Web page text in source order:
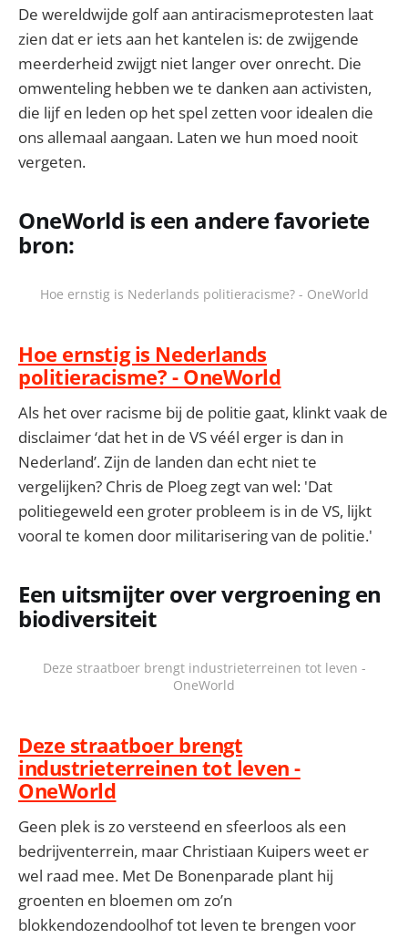
De wereldwijde golf aan antiracismeprotesten laat
zien dat er iets aan het kantelen is: de zwijgende
meerderheid zwijgt niet langer over onrecht. Die
omwenteling hebben we te danken aan activisten,
die lijf en leden op het spel zetten voor idealen die
ons allemaal aangaan. Laten we hun moed nooit
vergeten.
OneWorld is een andere favoriete
bron:
Hoe ernstig is Nederlands politieracisme? - OneWorld
Hoe ernstig is Nederlands
politieracisme? - OneWorld
Als het over racisme bij de politie gaat, klinkt vaak de
disclaimer ‘dat het in de VS véél erger is dan in
Nederland’. Zijn de landen dan echt niet te
vergelijken? Chris de Ploeg zegt van wel: 'Dat
politiegeweld een groter probleem is in de VS, lijkt
vooral te komen door militarisering van de politie.'
Een uitsmijter over vergroening en
biodiversiteit
Deze straatboer brengt industrieterreinen tot leven -
OneWorld
Deze straatboer brengt
industrieterreinen tot leven -
OneWorld
Geen plek is zo versteend en sfeerloos als een
bedrijventerrein, maar Christiaan Kuipers weet er
wel raad mee. Met De Bonenparade plant hij
groenten en bloemen om zo’n
blokkendozendoolhof tot leven te brengen voor